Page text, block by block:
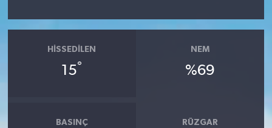
HISSEDILEN
15°
NEM
%69
BASINÇ RÜZGAR